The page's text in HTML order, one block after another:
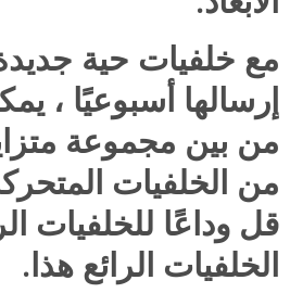
إرسالها أسبوعيًا ،
من بين مجموعة
من الخلفيات
قل وداعًا للخلفيات
الخلفيات الرائع هذا.